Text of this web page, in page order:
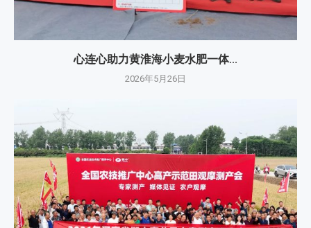
心连心助力黄淮海小麦水肥一体...
2026年5月26日